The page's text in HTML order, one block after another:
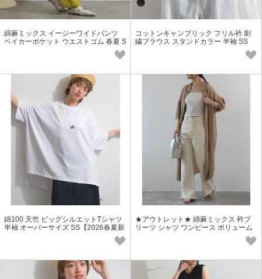
綿麻ミックス イージーワイドパンツ
ベイカーポケット ウエストゴム 春夏 S
コットンキャンブリック フリル衿 刺
繍ブラウス スタンドカラー 半袖 SS
綿100 天竺 ビッグシルエットTシャツ
半袖 オーバーサイズ SS【2026春夏新
★アウトレット★ 綿麻ミックス 衿プ
リーツ シャツ ワンピース ボリューム